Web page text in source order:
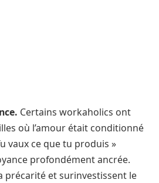
Certains workaholics ont
où l’amour était conditionné
vaux ce que tu produis »
profondément ancrée.
précarité et surinvestissent le